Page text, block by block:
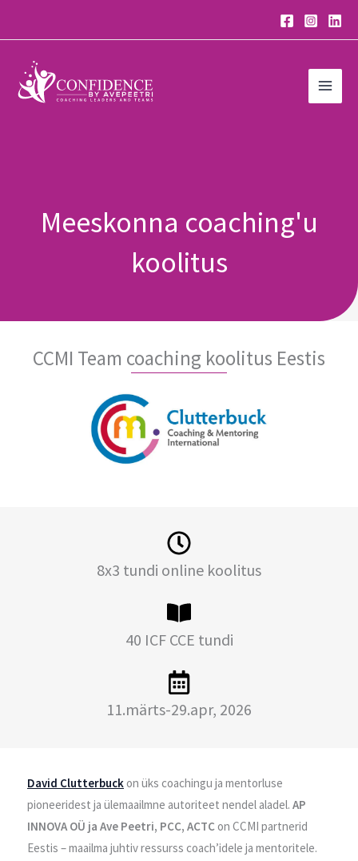
Meeskonna coaching'u
koolitus
CCMI Team coaching koolitus Eestis
8x3 tundi online koolitus
40 ICF CCE tundi
11.märts-29.apr, 2026
David Clutterbuckon üks coachingu ja mentorluse
pioneeridest ja ülemaailmne autoriteet nendel aladel. AP
INNOVA OÜ ja Ave Peetri, PCC, ACTCon CCMI partnerid
Eestis – maailma juhtiv ressurss coach’idele ja mentoritele.